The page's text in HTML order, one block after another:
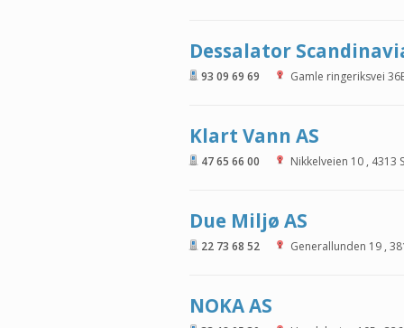
Dessalator
93 09 69 69 Gamle ringeriksvei
Klart Vann AS
47 65 66 00 Nikkelveien 10 , 4313
Due Miljø AS
22 73 68 52 Generallunden 19 ,
NOKA AS